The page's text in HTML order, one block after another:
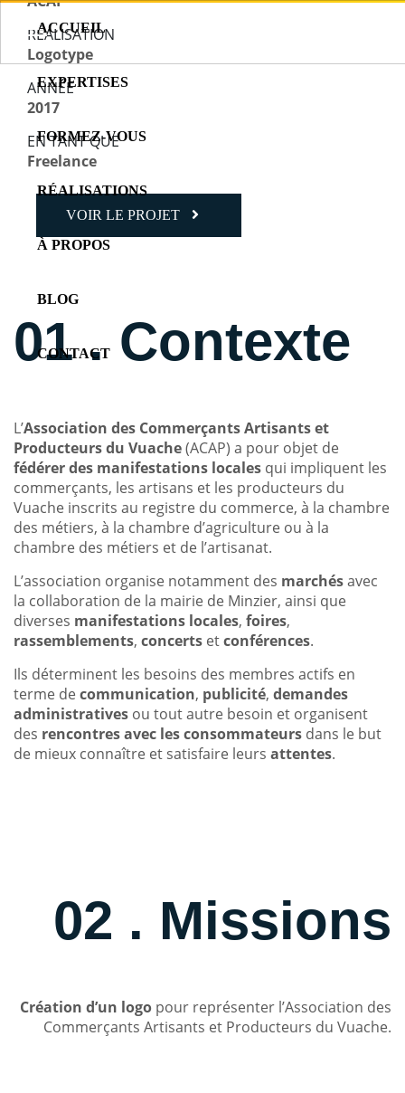
ACCUEIL
EXPERTISES
FORMEZ-VOUS
RÉALISATIONS
À PROPOS
BLOG
CONTACT
RÉALISATION
Logotype
ANNÉE
2017
EN TANT QUE
Freelance
VOIR LE PROJET
01 . Contexte
L’Association des Commerçants Artisants et
Producteurs du Vuache(ACAP) a pour objet de
fédérer des manifestations locales qui impliquent les
commerçants, les artisans et les producteurs du
Vuache inscrits au registre du commerce, à la chambre
des métiers, à la chambre d’agriculture ou à la
chambre des métiers et de l’artisanat.
L’association organise notamment des marchésavec
la collaboration de la mairie de Minzier, ainsi que
diverses manifestations locales, foires,
rassemblements, concerts etconférences.
Ils déterminent les besoins des membres actifs en
terme de communication, publicité, demandes
administratives ou tout autre besoin et organisent
des rencontres avec les consommateurs dans le but
de mieux connaître et satisfaire leurs attentes.
02 . Missions
Création d’un logo pour représenter l’Association des
Commerçants Artisants et Producteurs du Vuache.